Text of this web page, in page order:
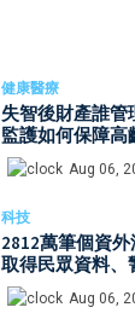
健康醫療
失智後財產誰管
監護如何保障高
Aug 06,
科技
2812萬筆個資
取得民眾資料
日行程洩密案引
Aug 06,